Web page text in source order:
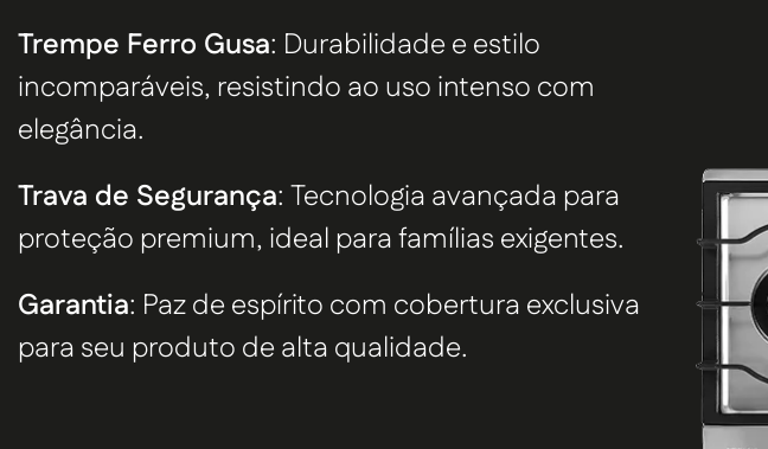
Trempe Ferro Gusa: Durabilidade e estilo
incomparáveis, resistindo ao uso intenso com
elegância.
Trava de Segurança: Tecnologia avançada para
proteção premium, ideal para famílias exigentes.
Garantia: Paz de espírito com cobertura exclusiva
para seu produto de alta qualidade.